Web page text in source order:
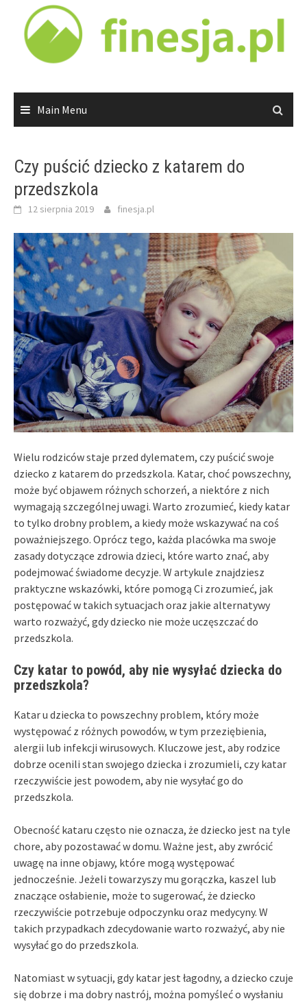
content
Main Menu
Czy puścić dziecko z katarem do
przedszkola
12 sierpnia 2019 finesja.pl
Wielu rodziców staje przed dylematem, czy puścić swoje
dziecko z katarem do przedszkola. Katar, choć powszechny,
może być objawem różnych schorzeń, a niektóre z nich
wymagają szczególnej uwagi. Warto zrozumieć, kiedy katar
to tylko drobny problem, a kiedy może wskazywać na coś
poważniejszego. Oprócz tego, każda placówka ma swoje
zasady dotyczące zdrowia dzieci, które warto znać, aby
podejmować świadome decyzje. W artykule znajdziesz
praktyczne wskazówki, które pomogą Ci zrozumieć, jak
postępować w takich sytuacjach oraz jakie alternatywy
warto rozważyć, gdy dziecko nie może uczęszczać do
przedszkola.
Czy katar to powód, aby nie wysyłać dziecka do
przedszkola?
Katar u dziecka to powszechny problem, który może
występować z różnych powodów, w tym przeziębienia,
alergii lub infekcji wirusowych. Kluczowe jest, aby rodzice
dobrze ocenili stan swojego dziecka i zrozumieli, czy katar
rzeczywiście jest powodem, aby nie wysyłać go do
przedszkola.
Obecność kataru często nie oznacza, że dziecko jest na tyle
chore, aby pozostawać w domu. Ważne jest, aby zwrócić
uwagę na inne objawy, które mogą występować
jednocześnie. Jeżeli towarzyszy mu gorączka, kaszel lub
znaczące osłabienie, może to sugerować, że dziecko
rzeczywiście potrzebuje odpoczynku oraz medycyny. W
takich przypadkach zdecydowanie warto rozważyć, aby nie
wysyłać go do przedszkola.
Natomiast w sytuacji, gdy katar jest łagodny, a dziecko czuje
się dobrze i ma dobry nastrój, można pomyśleć o wysłaniu